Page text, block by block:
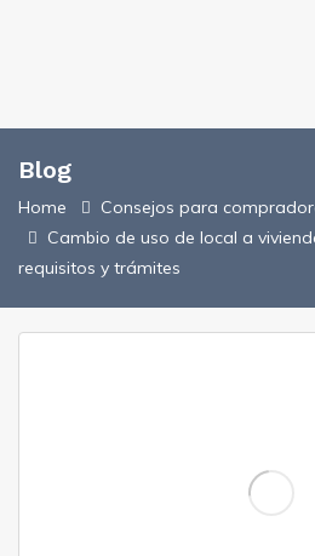
Blog
Home
Consejos para
Cambio de uso de local a
requisitos y trámites